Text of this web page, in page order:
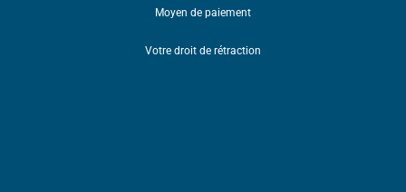
Moyen de paiement
Votre droit de rétraction